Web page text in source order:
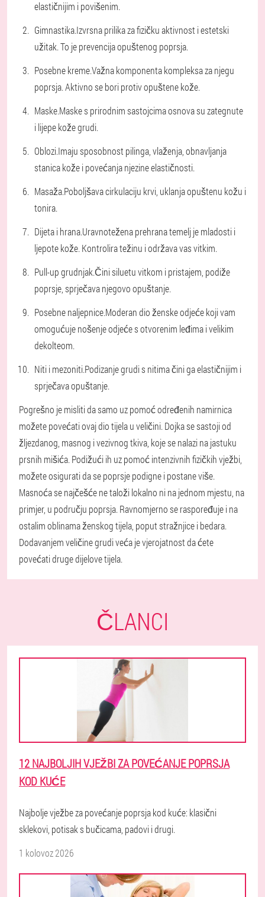
elastičnijim i povišenim.
Gimnastika.Izvrsna prilika za fizičku aktivnost i estetski
užitak. To je prevencija opuštenog poprsja.
Posebne kreme.Važna komponenta kompleksa za njegu
poprsja. Aktivno se bori protiv opuštene kože.
Maske.Maske s prirodnim sastojcima osnova su zategnute
i lijepe kože grudi.
Oblozi.Imaju sposobnost pilinga, vlaženja, obnavljanja
stanica kože i povećanja njezine elastičnosti.
Masaža.Poboljšava cirkulaciju krvi, uklanja opuštenu kožu i
tonira.
Dijeta i hrana.Uravnotežena prehrana temelj je mladosti i
ljepote kože. Kontrolira težinu i održava vas vitkim.
Pull-up grudnjak.Čini siluetu vitkom i pristajem, podiže
poprsje, sprječava njegovo opuštanje.
Posebne naljepnice.Moderan dio ženske odjeće koji vam
omogućuje nošenje odjeće s otvorenim leđima i velikim
dekolteom.
Niti i mezoniti.Podizanje grudi s nitima čini ga elastičnijim i
sprječava opuštanje.
Pogrešno je misliti da samo uz pomoć određenih namirnica
možete povećati ovaj dio tijela u veličini. Dojka se sastoji od
žljezdanog, masnog i vezivnog tkiva, koje se nalazi na jastuku
prsnih mišića. Podižući ih uz pomoć intenzivnih fizičkih vježbi,
možete osigurati da se poprsje podigne i postane više.
Masnoća se najčešće ne taloži lokalno ni na jednom mjestu, na
primjer, u području poprsja. Ravnomjerno se raspoređuje i na
ostalim oblinama ženskog tijela, poput stražnjice i bedara.
Dodavanjem veličine grudi veća je vjerojatnost da ćete
povećati druge dijelove tijela.
ČLANCI
12 NAJBOLJIH VJEŽBI ZA POVEĆANJE POPRSJA
KOD KUĆE
Najbolje vježbe za povećanje poprsja kod kuće: klasični
sklekovi, potisak s bučicama, padovi i drugi.
1 kolovoz 2026